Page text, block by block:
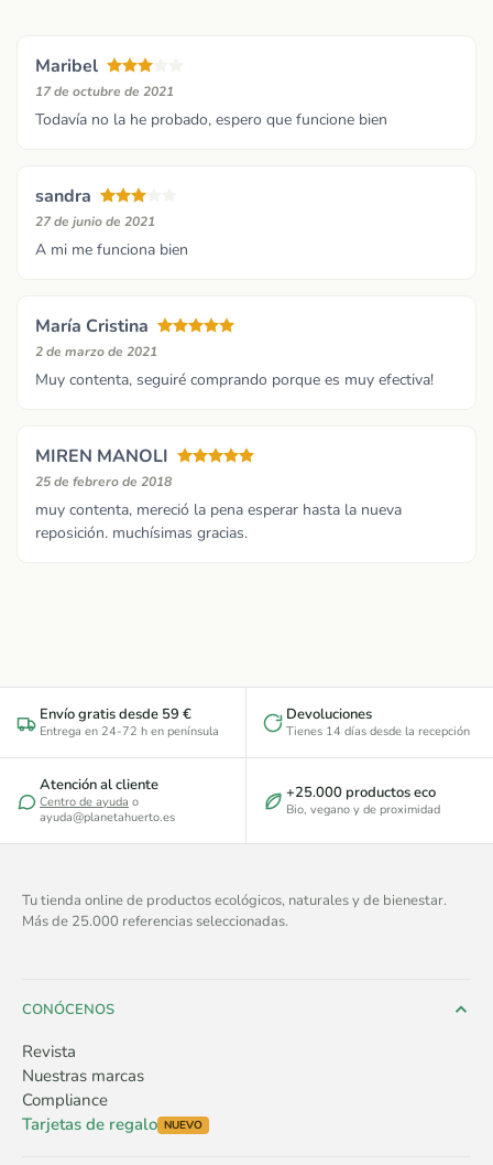
Maribel
17 de octubre de 2021
Todavía no la he probado, espero que funcione bien
sandra
27 de junio de 2021
A mi me funciona bien
María Cristina
2 de marzo de 2021
Muy contenta, seguiré comprando porque es muy efectiva!
MIREN MANOLI
25 de febrero de 2018
muy contenta, mereció la pena esperar hasta la nueva
reposición. muchísimas gracias.
Envío gratis desde 59 €
Entrega en 24-72 h en península
Devoluciones
Tienes 14 días desde la recepción
Atención al cliente
Centro de ayuda o
ayuda@planetahuerto.es
+25.000 productos eco
Bio, vegano y de proximidad
Tu tienda online de productos ecológicos, naturales y de bienestar.
Más de 25.000 referencias seleccionadas.
CONÓCENOS
Revista
Nuestras marcas
Compliance
Tarjetas de regalo NUEVO